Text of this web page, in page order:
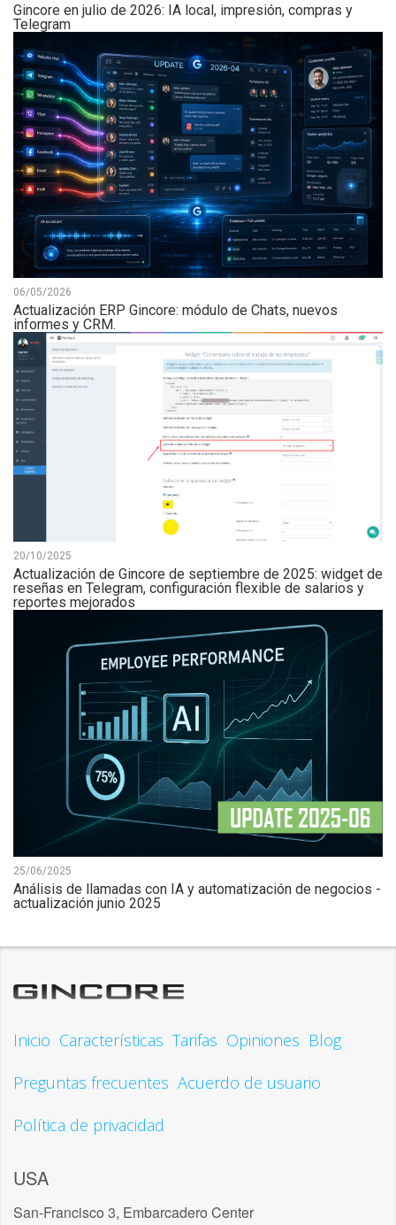
Gincore en julio de 2026: IA local, impresión, compras y
Telegram
06/05/2026
Actualización ERP Gincore: módulo de Chats, nuevos
informes y CRM.
20/10/2025
Actualización de Gincore de septiembre de 2025: widget de
reseñas en Telegram, configuración flexible de salarios y
reportes mejorados
25/06/2025
Análisis de llamadas con IA y automatización de negocios -
actualización junio 2025
Inicio Características Tarifas Opiniones Blog
Preguntas frecuentes Acuerdo de usuario
Política de privacidad
USA
San-Francisco 3, Embarcadero Center